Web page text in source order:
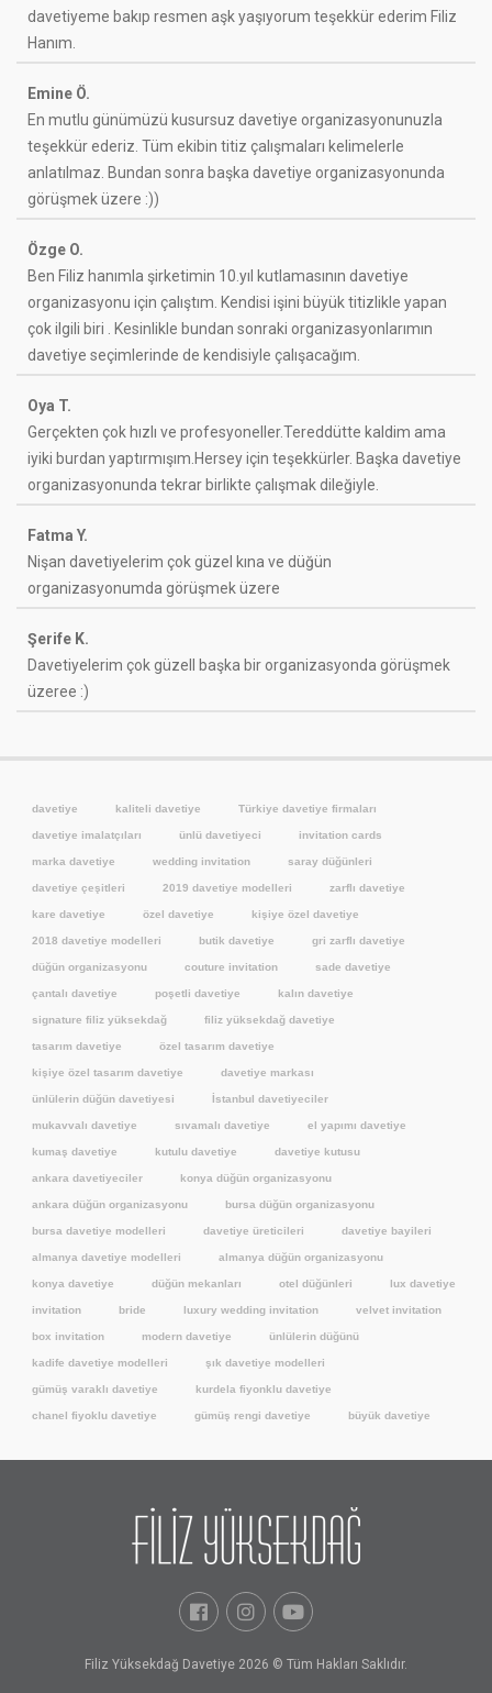
davetiyeme bakıp resmen aşk yaşıyorum teşekkür ederim Filiz
Hanım.
Emine Ö.
En mutlu günümüzü kusursuz davetiye organizasyonunuzla
teşekkür ederiz. Tüm ekibin titiz çalışmaları kelimelerle
anlatılmaz. Bundan sonra başka davetiye organizasyonunda
görüşmek üzere :))
Özge O.
Ben Filiz hanımla şirketimin 10.yıl kutlamasının davetiye
organizasyonu için çalıştım. Kendisi işini büyük titizlikle yapan
çok ilgili biri . Kesinlikle bundan sonraki organizasyonlarımın
davetiye seçimlerinde de kendisiyle çalışacağım.
Oya T.
Gerçekten çok hızlı ve profesyoneller.Tereddütte kaldim ama
iyiki burdan yaptırmışım.Hersey için teşekkürler. Başka davetiye
organizasyonunda tekrar birlikte çalışmak dileğiyle.
Fatma Y.
Nişan davetiyelerim çok güzel kına ve düğün
organizasyonumda görüşmek üzere
Şerife K.
Davetiyelerim çok güzell başka bir organizasyonda görüşmek
üzeree :)
davetiye kaliteli davetiye Türkiye davetiye firmaları
davetiye imalatçıları ünlü davetiyeci invitation cards
marka davetiye wedding invitation saray düğünleri
davetiye çeşitleri 2019 davetiye modelleri zarflı davetiye
kare davetiye özel davetiye kişiye özel davetiye
2018 davetiye modelleri butik davetiye gri zarflı davetiye
düğün organizasyonu couture invitation sade davetiye
çantalı davetiye poşetli davetiye kalın davetiye
signature filiz yüksekdağ filiz yüksekdağ davetiye
tasarım davetiye özel tasarım davetiye
kişiye özel tasarım davetiye davetiye markası
ünlülerin düğün davetiyesi İstanbul davetiyeciler
mukavvalı davetiye sıvamalı davetiye el yapımı davetiye
kumaş davetiye kutulu davetiye davetiye kutusu
ankara davetiyeciler konya düğün organizasyonu
ankara düğün organizasyonu bursa düğün organizasyonu
bursa davetiye modelleri davetiye üreticileri davetiye bayileri
almanya davetiye modelleri almanya düğün organizasyonu
konya davetiye düğün mekanları otel düğünleri lux davetiye
invitation bride luxury wedding invitation velvet invitation
box invitation modern davetiye ünlülerin düğünü
kadife davetiye modelleri şık davetiye modelleri
gümüş varaklı davetiye kurdela fiyonklu davetiye
chanel fiyoklu davetiye gümüş rengi davetiye büyük davetiye
Filiz Yüksekdağ Davetiye 2026 © Tüm Hakları Saklıdır.